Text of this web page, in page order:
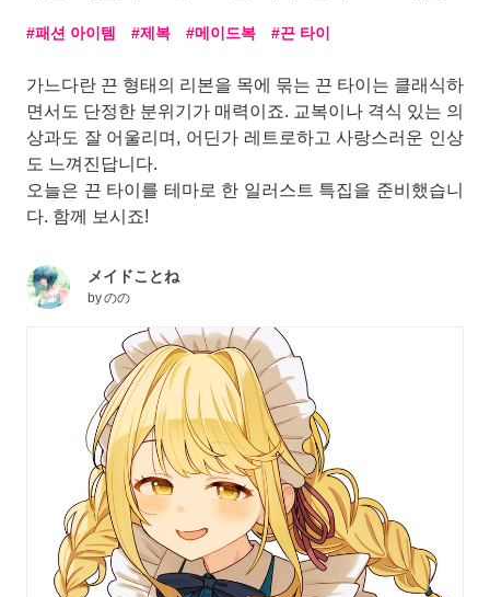
패션 아이템 제복 메이드복 끈 타이
가느다란 끈 형태의 리본을 목에 묶는 끈 타이는 클래식하
면서도 단정한 분위기가 매력이죠. 교복이나 격식 있는 의
상과도 잘 어울리며, 어딘가 레트로하고 사랑스러운 인상
도 느껴진답니다.
오늘은 끈 타이를 테마로 한 일러스트 특집을 준비했습니
다. 함께 보시죠!
メイドことね
byのの